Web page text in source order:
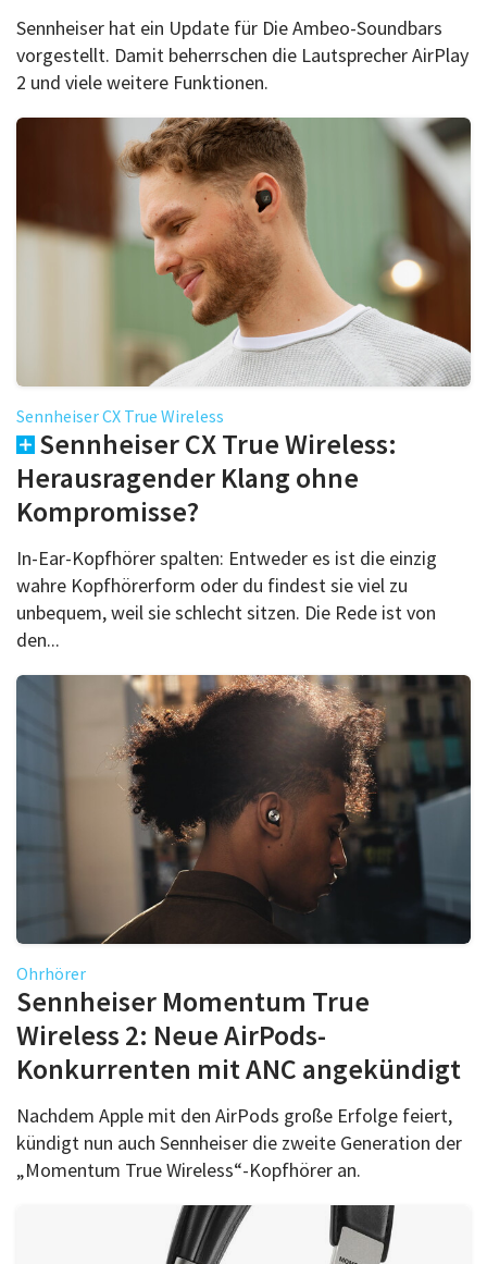
Sennheiser hat ein Update für Die Ambeo-Soundbars
vorgestellt. Damit beherrschen die Lautsprecher AirPlay
2 und viele weitere Funktionen.
Sennheiser CX True Wireless
Sennheiser CX True Wireless:
Herausragender Klang ohne
Kompromisse?
In-Ear-Kopfhörer spalten: Entweder es ist die einzig
wahre Kopfhörerform oder du findest sie viel zu
unbequem, weil sie schlecht sitzen. Die Rede ist von
den...
Ohrhörer
Sennheiser Momentum True
Wireless 2: Neue AirPods-
Konkurrenten mit ANC angekündigt
Nachdem Apple mit den AirPods große Erfolge feiert,
kündigt nun auch Sennheiser die zweite Generation der
„Momentum True Wireless“-Kopfhörer an.